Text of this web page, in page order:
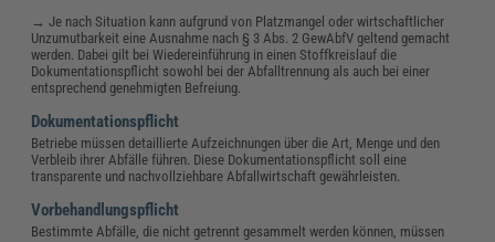
→ Je nach Situation kann aufgrund von Platzmangel oder wirtschaftlicher
Unzumutbarkeit eine Ausnahme nach § 3 Abs. 2 GewAbfV geltend gemacht
werden. Dabei gilt bei Wiedereinführung in einen Stoffkreislauf die
Dokumentationspflicht sowohl bei der Abfalltrennung als auch bei einer
entsprechend genehmigten Befreiung.
Dokumentationspflicht
Betriebe müssen detaillierte Aufzeichnungen über die Art, Menge und den
Verbleib ihrer Abfälle führen. Diese Dokumentationspflicht soll eine
transparente und nachvollziehbare Abfallwirtschaft gewährleisten.
Vorbehandlungspflicht
Bestimmte Abfälle, die nicht getrennt gesammelt werden können, müssen